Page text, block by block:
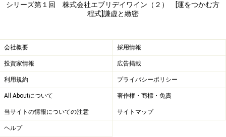
シリーズ第１回 株式会社エブリデイワイン（２） [運をつかむ方
程式]謙虚と緻密
会社概要 採用情報
投資家情報 広告掲載
利用規約 プライバシーポリシー
All Aboutについて 著作権・商標・免責
当サイトの情報についての注意 サイトマップ
ヘルプ